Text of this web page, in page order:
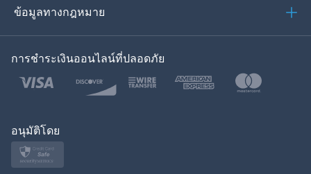
ภาษาไทย
โปแลนด์
ข้อมูลทางกฎหมาย
การชำระเงินออนไลน์ที่ปลอดภัย
อนุมัติโดย